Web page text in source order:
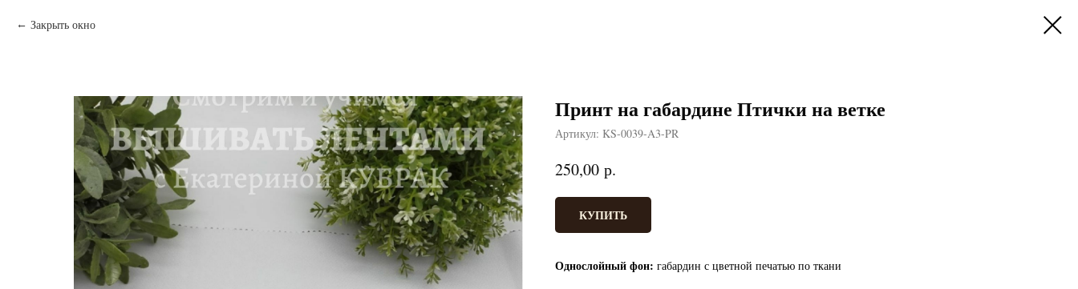
Закрыть окно
Принт на габардине Птички на ветке
Артикул: KS-0039-A3-PR
250,00 р.
КУПИТЬ
Однослойный фон: габардин с цветной печатью по ткани